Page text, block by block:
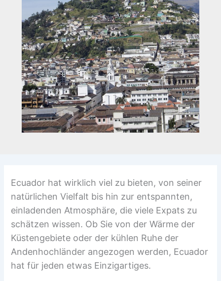
Ecuador hat wirklich viel zu bieten, von seiner
natürlichen Vielfalt bis hin zur entspannten,
einladenden Atmosphäre, die viele Expats zu
schätzen wissen. Ob Sie von der Wärme der
Küstengebiete oder der kühlen Ruhe der
Andenhochländer angezogen werden, Ecuador
hat für jeden etwas Einzigartiges.